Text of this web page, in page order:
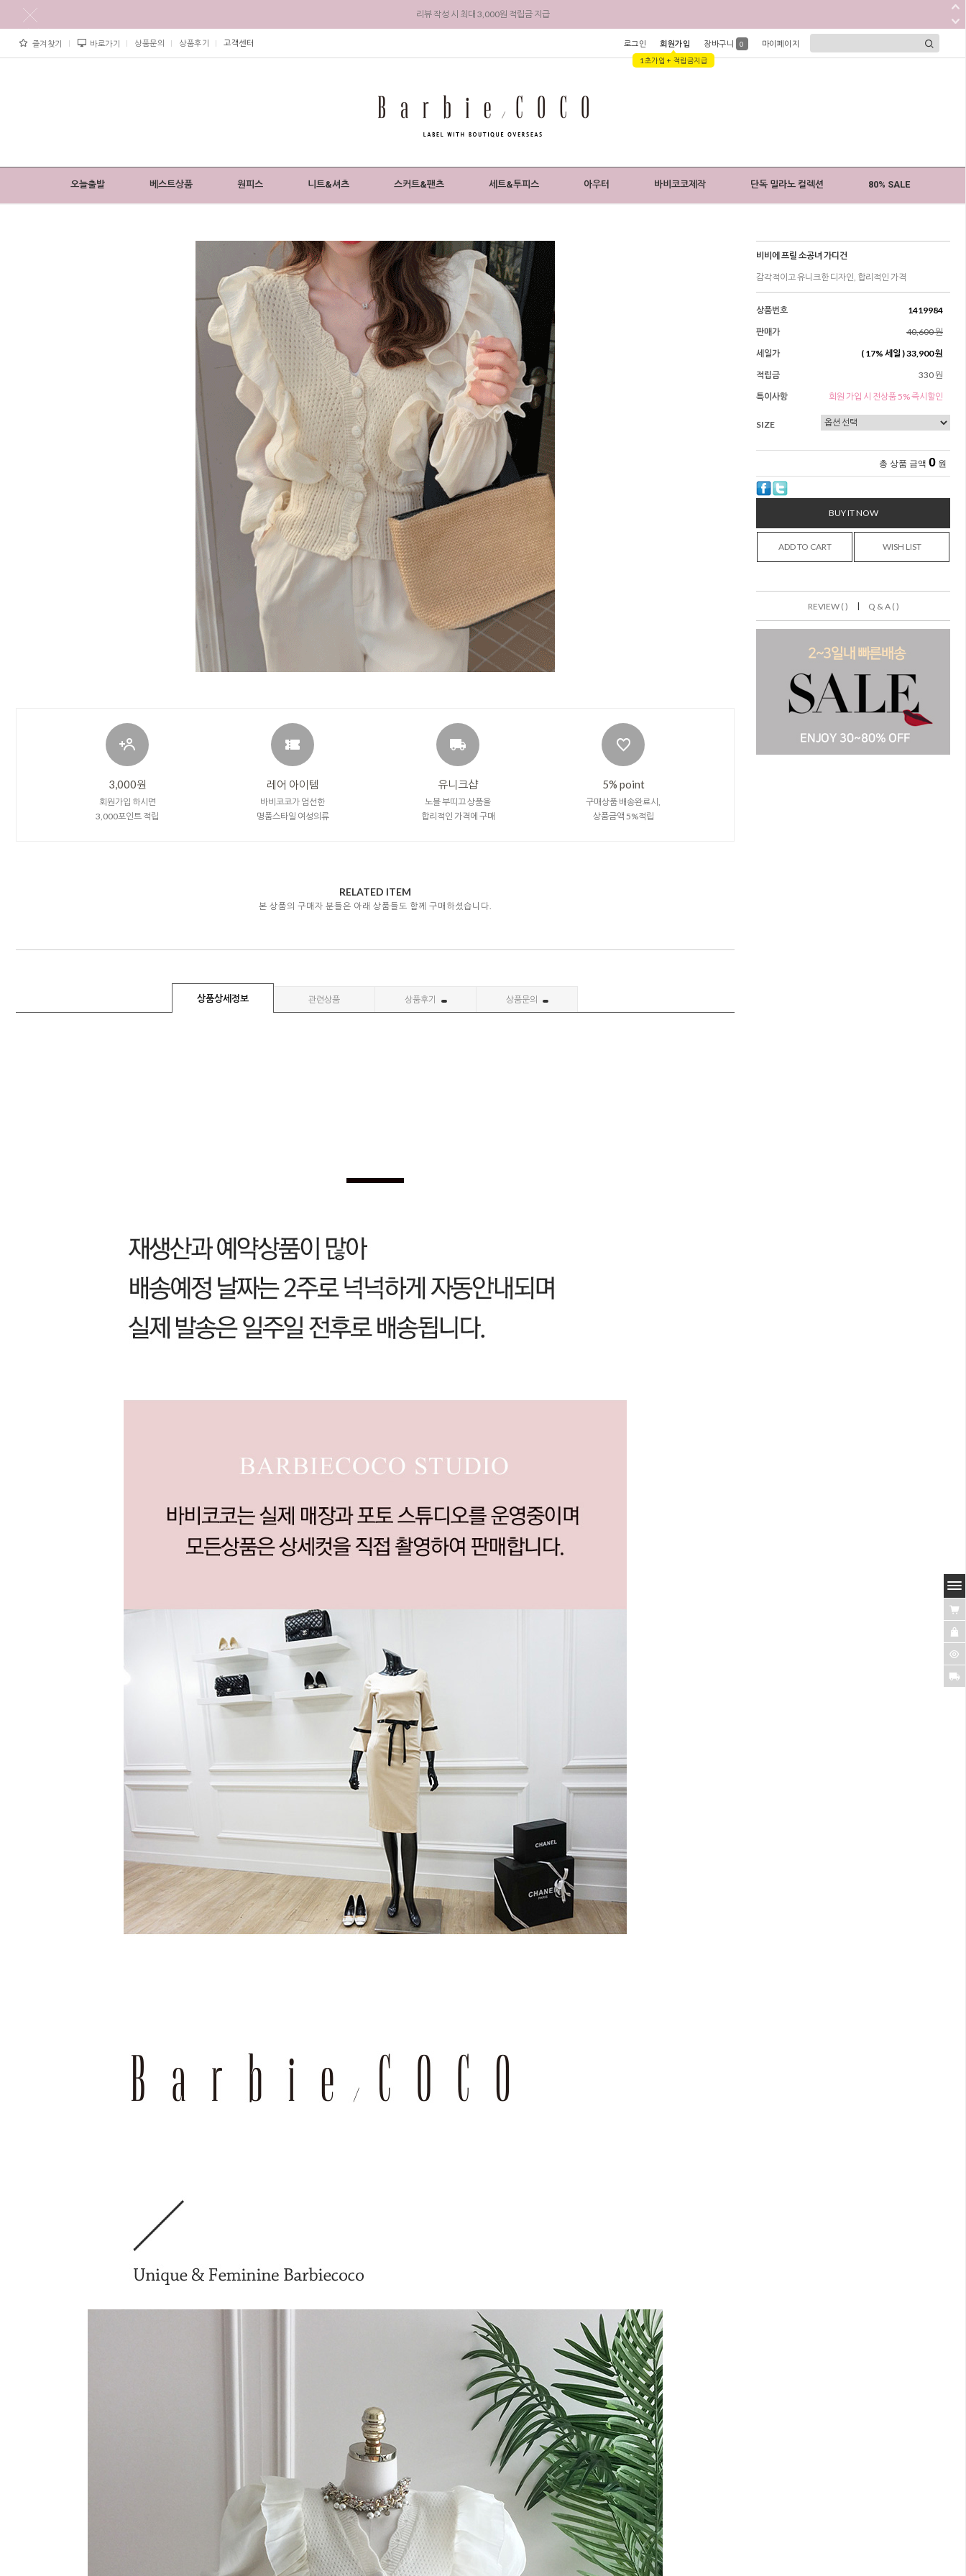
회원 가입 시 전상품 5% 즉시 할인 + 3,000원 적립금 지급
즐겨찾기 바로가기 상품문의 상품후기 고객센터 로그인 회원가입
1초가입 + 적립금지급
장바구니 0 마이페이지
오늘출발 베스트상품 원피스 니트&셔츠 스커트&팬츠 세트&투피스 아우터 바비코코제작 단독 밀라노 컬렉션 80% SALE
3,000원
회원가입 하시면
3,000포인트 적립
레어 아이템
바비코코가 엄선한
명품스타일 여성의류
유니크샵
노블 부띠끄 상품을
합리적인 가격에 구매
5% point
구매상품 배송완료시,
상품금액 5%적립
RELATED ITEM
본 상품의 구매자 분들은 아래 상품들도 함께 구매하셨습니다.
상품상세정보 관련상품 상품후기 상품문의
비비에 프릴 소공녀 가디건
감각적이고 유니크한 디자인, 합리적인 가격
상품번호
1419984
판매가
40,600 원
세일가
( 17% 세일 )33,900 원
적립금
330 원
특이사항
회원 가입 시 전상품 5% 즉시할인
SIZE
총 상품 금액 0 원
BUY IT NOW
ADD TO CART WISH LIST
REVIEW ( ) | Q & A ( )